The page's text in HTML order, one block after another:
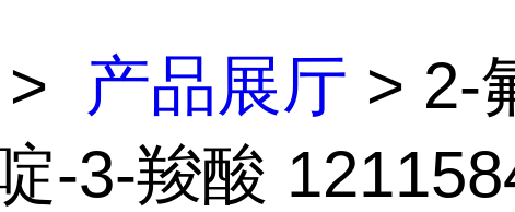
> 产品展厅 > 2-
-3-羧酸